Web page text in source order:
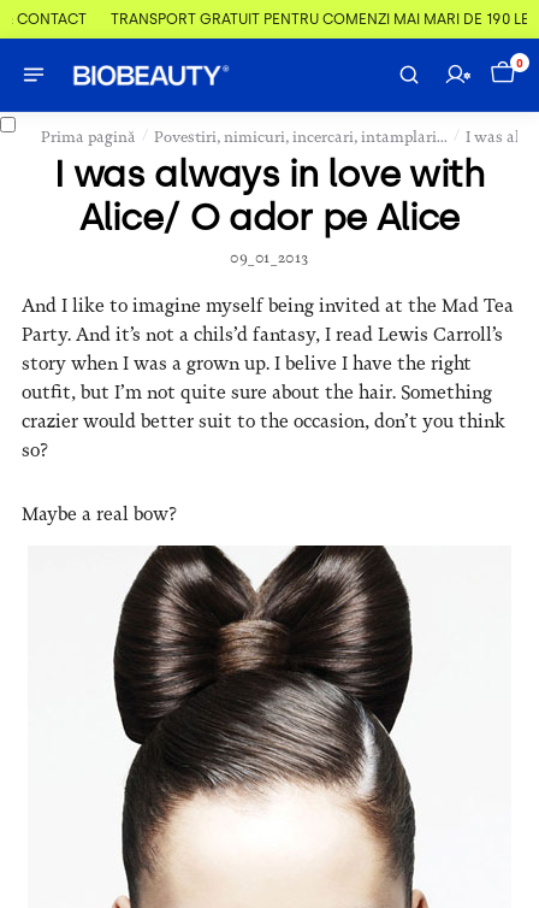
CONTACT TRANSPORT GRATUIT PENTRU COMENZI MAI MARI DE 190 LEI
0
Prima pagină / Povestiri, nimicuri, incercari, intamplari... / I was
I was always in love with
Alice/ O ador pe Alice
09_01_2013
And I like to imagine myself being invited at the Mad Tea
Party. And it’s not a chils’d fantasy, I read Lewis Carroll’s
story when I was a grown up. I belive I have the right
outfit, but I’m not quite sure about the hair. Something
crazier would better suit to the occasion, don’t you think
so?
Maybe a real bow?